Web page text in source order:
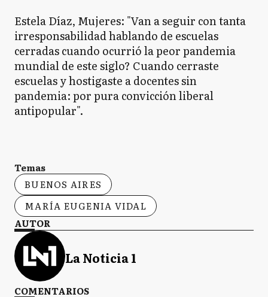
Estela Díaz, Mujeres: "Van a seguir con tanta
irresponsabilidad hablando de escuelas
cerradas cuando ocurrió la peor pandemia
mundial de este siglo? Cuando cerraste
escuelas y hostigaste a docentes sin
pandemia: por pura convicción liberal
antipopular".
Temas
BUENOS AIRES
MARÍA EUGENIA VIDAL
AUTOR
La Noticia 1
COMENTARIOS